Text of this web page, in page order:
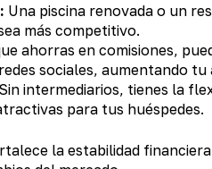
Una piscina renovada o un
más competitivo.
ahorras en comisiones,
sociales, aumentando tu
Sin intermediarios, tienes la
para tus huéspedes.
la estabilidad